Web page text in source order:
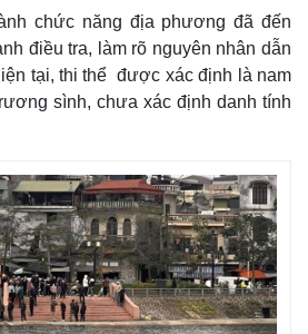
chức năng địa phương đã đến
điều tra, làm rõ nguyên nhân dẫn
tại, thi thể được xác định là nam
sình, chưa xác định danh tính